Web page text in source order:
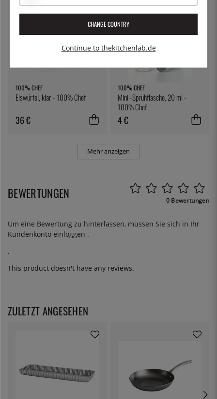
100% CHEF
Eiswürfel, klar - 100% Chef
36 €
100% CHEF
Mini -Sprühflasche, 20 ml -
100% Chef
4 €
Mehr anzeigen
BEWERTUNGEN 0 Bewertungen
Um eine Bewertung zu hinterlassen, müssen Sie sich in Ihr
Kundenkonto einloggen .
.
This product doesn't have any reviews.
ZULETZT ANGESEHEN
CHANGE COUNTRY
Continue to thekitchenlab.de